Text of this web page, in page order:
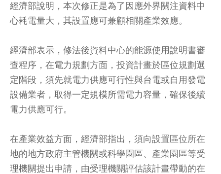
經濟部說明，本次修正是為了因應外界關注資料中
心耗電量大，其設置應可兼顧相關產業效應。
經濟部表示，修法後資料中心的能源使用說明書審
查程序，在電力規劃方面，投資計畫於區位規劃選
定階段，須先就電力供應可行性與台電或自用發電
設備業者，取得一定規模所需電力容量，確保後續
電力供應可行。
在產業效益方面，經濟部指出，須向設置區位所在
地的地方政府主管機關或科學園區、產業園區等受
理機關提出申請，由受理機關評估該計畫帶動的在